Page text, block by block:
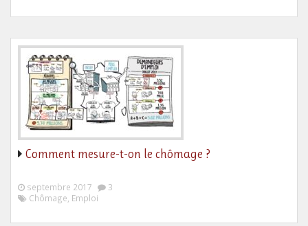
Comment mesure-t-on le chômage ?
septembre 2017
3
Chômage, Emploi